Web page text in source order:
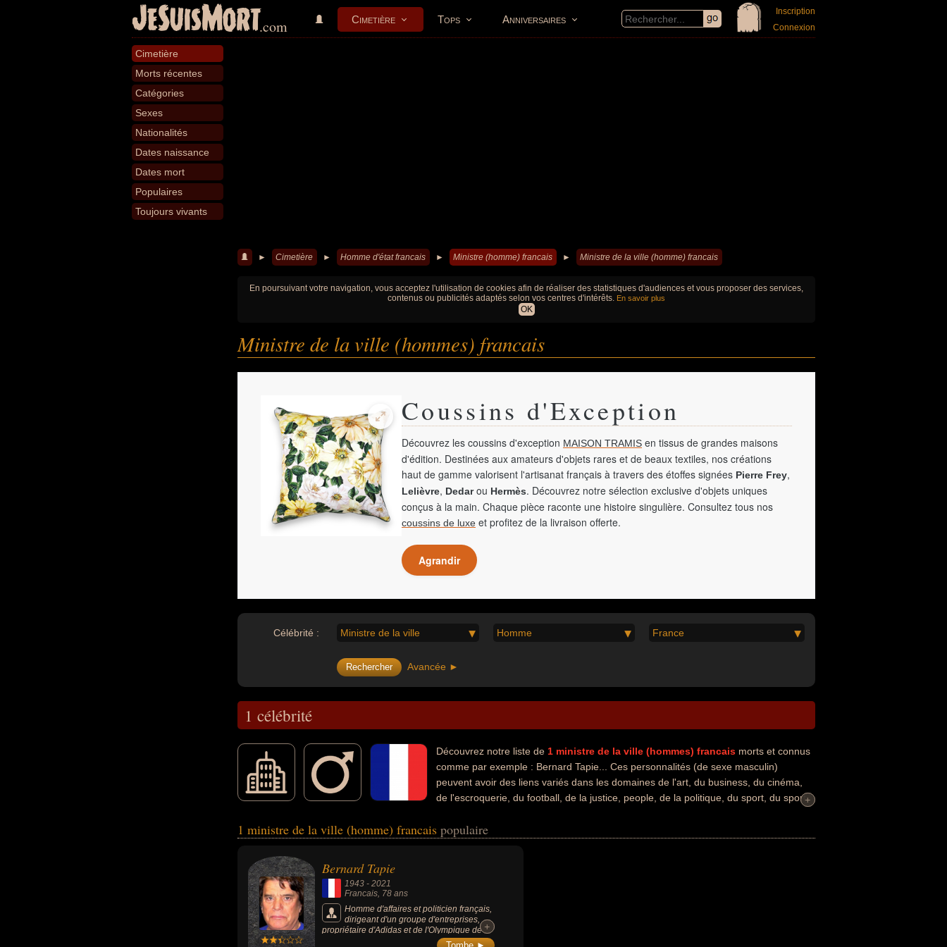
JeSuisMort.com Cimetière Tops Anniversaires
Inscription
Connexion
Cimetière
Morts récentes
Catégories
Sexes
Nationalités
Dates naissance
Dates mort
Populaires
Toujours vivants
► Cimetière ► Homme d'état francais ► Ministre (homme) francais ► Ministre de la ville (homme) francais
En poursuivant votre navigation, vous acceptez l'utilisation de cookies afin de réaliser des statistiques d'audiences et vous proposer des services,
contenus ou publicités adaptés selon vos centres d'intérêts. En savoir plus
OK
Ministre de la ville (hommes) francais
Coussins d'Exception
Découvrez les coussins d'exception MAISON TRAMIS en tissus de grandes maisons
d'édition. Destinées aux amateurs d'objets rares et de beaux textiles, nos créations
haut de gamme valorisent l'artisanat français à travers des étoffes signées Pierre Frey,
Lelièvre, Dedarou Hermès. Découvrez notre sélection exclusive d'objets uniques
conçus à la main. Chaque pièce raconte une histoire singulière. Consultez tous nos
coussins de luxe et profitez de la livraison offerte.
Agrandir
Célébrité : Ministre de la ville Homme France
Avancée ►
1 célébrité
Découvrez notre liste de 1 ministre de la ville (hommes) francais morts et connus
comme par exemple : Bernard Tapie... Ces personnalités (de sexe masculin)
peuvent avoir des liens variés dans les domaines de l'art, du business, du cinéma,
de l'escroquerie, du football, de la justice, people, de la politique, du sport, du sport
coupable de détournement de fonds, député, entrepreneur, escroc, homme d'affaire, homme d'état, homme politique, hors-la-loi
+
+
1 ministre de la ville (homme) francais populaire
Bernard Tapie
1943 - 2021
Francais, 78 ans
Homme d'affaires et politicien français,
dirigeant d'un groupe d'entreprises,
propriétaire d'Adidas et de l'Olympique de
Marseille, animateur de télévision, ministre
+
+